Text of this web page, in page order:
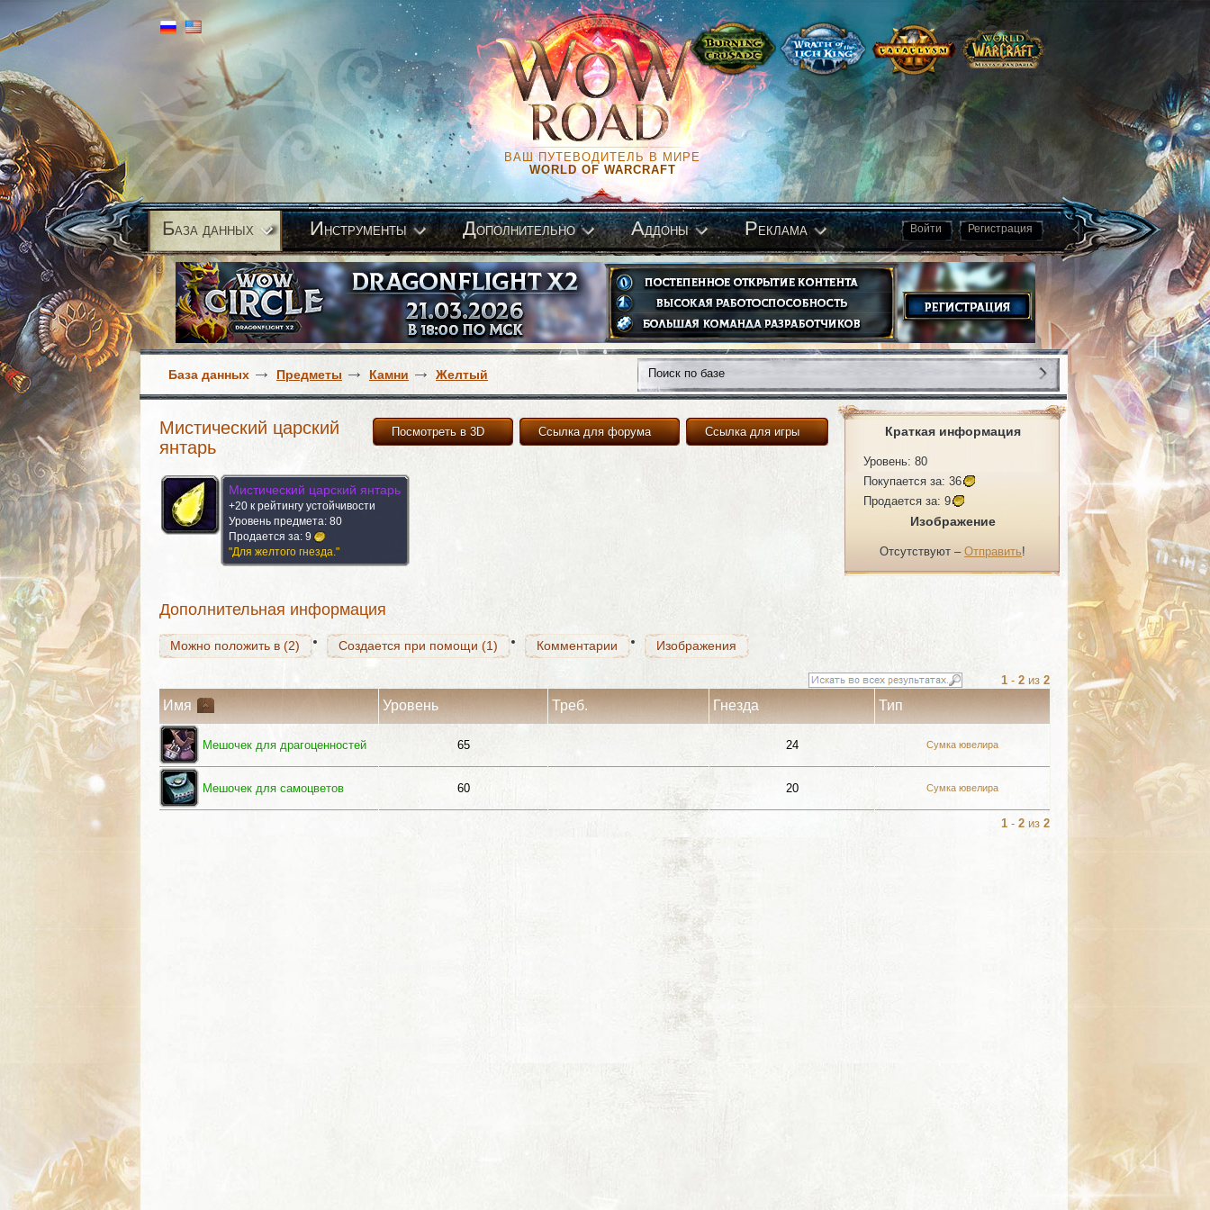
ВАШ ПУТЕВОДИТЕЛЬ В МИРЕ
WORLD OF WARCRAFT
Войти Регистрация
База данных Инструменты Дополнительно Аддоны Реклама
База данных Предметы Камни Желтый
Краткая информация
Уровень: 80
Покупается за: 36
Продается за: 9
Изображение
Отсутствуют – Отправить!
Ссылка для игры
Ссылка для форума
Посмотреть в 3D
Мистический царский
янтарь
Мистический царский янтарь
+20 к рейтингу устойчивости
Уровень предмета: 80
Продается за: 9
"Для желтого гнезда."
Дополнительная информация
Можно положить в (2) Создается при помощи (1)
Можно положить в (2) Создается при помощи (1) Комментарии Изображения
1 - 2 из 2
Имя Уровень Треб. Гнезда Тип
Мешочек для драгоценностей 65 24 Сумка ювелира
Мешочек для самоцветов 60 20 Сумка ювелира
1 - 2 из 2